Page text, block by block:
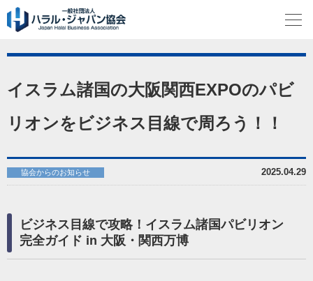
イスラム諸国の大阪関西EXPOのパビ
リオンをビジネス目線で周ろう！！
2025.04.29
協会からのお知らせ
ビジネス目線で攻略！イスラム諸国パビリオン
完全ガイド in 大阪・関西万博